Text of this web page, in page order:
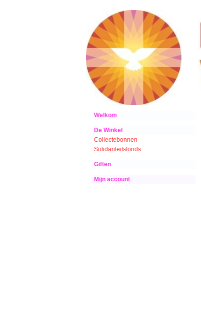
Welkom
De Winkel
Collectebonnen
Solidariteitsfonds
Giften
Mijn account